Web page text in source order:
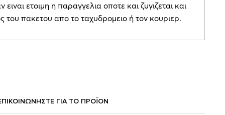
ειναι ετοιμη η παραγγελια οποτε και ζυγιζεται και
του πακετου απο το ταχυδρομειο ή τον κουριερ.
ΓΙΑ ΤΟ ΠΡΟΪOΝ